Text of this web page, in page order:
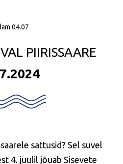
04.07
PIIRISSAARE
sattusid? Sel suvel
4. juulil jõuab Sisevete